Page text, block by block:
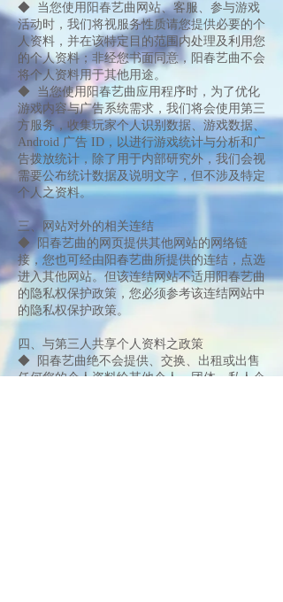
◆ 当您使用阳春艺曲网站、客服、参与游戏
活动时，我们将视服务性质请您提供必要的个
人资料，并在该特定目的范围内处理及利用您
的个人资料；非经您书面同意，阳春艺曲不会
将个人资料用于其他用途。
◆ 当您使用阳春艺曲应用程序时，为了优化
游戏内容与广告系统需求，我们将会使用第三
方服务，收集玩家个人识别数据、游戏数据、
Android 广告 ID，以进行游戏统计与分析和广
告拨放统计，除了用于内部研究外，我们会视
需要公布统计数据及说明文字，但不涉及特定
个人之资料。
三、网站对外的相关连结
◆ 阳春艺曲的网页提供其他网站的网络链
接，您也可经由阳春艺曲所提供的连结，点选
进入其他网站。但该连结网站不适用阳春艺曲
的隐私权保护政策，您必须参考该连结网站中
的隐私权保护政策。
四、与第三人共享个人资料之政策
◆ 阳春艺曲绝不会提供、交换、出租或出售
任何您的个人资料给其他个人、团体、私人企